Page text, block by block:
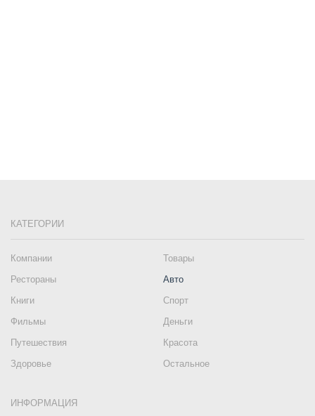
КАТЕГОРИИ
Компании
Товары
Рестораны
Авто
Книги
Спорт
Фильмы
Деньги
Путешествия
Красота
Здоровье
Остальное
ИНФОРМАЦИЯ